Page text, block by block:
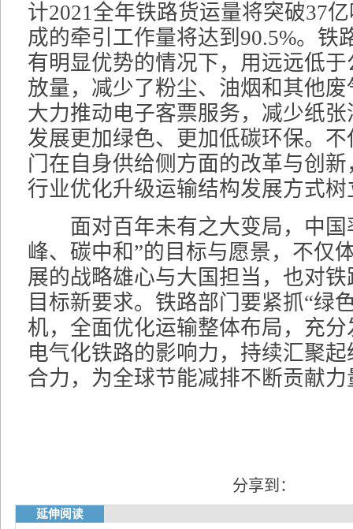
计2021全年铁路货运量将突破37
成的牵引工作量将达到90.5%。铁
有明显优势的情况下，用远远低
放量，减少了粉尘、油烟和其他
大力推动电子客票服务，减少纸
发展更加绿色、更加低碳环保。
门在自身供给侧方面的改革与创
行业优化升级运输结构发展方式
面对百年未有之大变局，中国
峰、碳中和”的目标与愿景，不仅
展的战略雄心与大国担当，也对
目标新要求。铁路部门要紧抓“绿
机，全面优化运输整体布局，充
电气化铁路的影响力，持续汇聚
合力，为全球节能减排不断贡献
分享到：
延伸阅读